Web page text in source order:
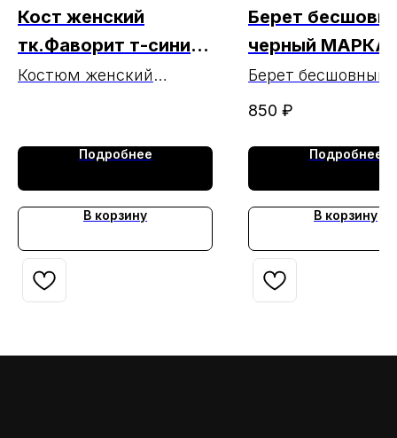
Кост женский
тк.Фаворит т-синий
МАРКА ( ЧЗ 12.12.24)
Костюм женский
Подробнее
В корзину
Берет
черный МАРКА
26.02.2025г.)
Берет бесшовный
черный МАРКА
850 ₽
Подробнее
В корзину